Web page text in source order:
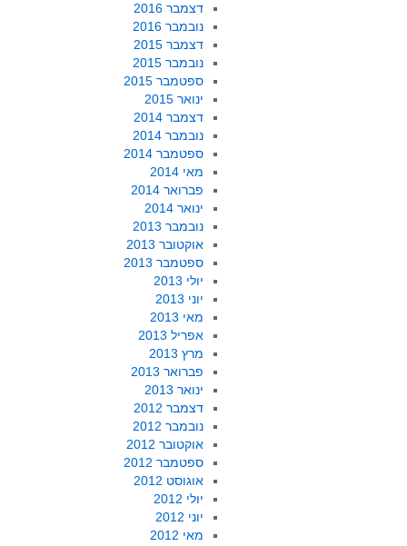
דצמבר 2016
נובמבר 2016
דצמבר 2015
נובמבר 2015
ספטמבר 2015
ינואר 2015
דצמבר 2014
נובמבר 2014
ספטמבר 2014
מאי 2014
פברואר 2014
ינואר 2014
נובמבר 2013
אוקטובר 2013
ספטמבר 2013
יולי 2013
יוני 2013
מאי 2013
אפריל 2013
מרץ 2013
פברואר 2013
ינואר 2013
דצמבר 2012
נובמבר 2012
אוקטובר 2012
ספטמבר 2012
אוגוסט 2012
יולי 2012
יוני 2012
מאי 2012